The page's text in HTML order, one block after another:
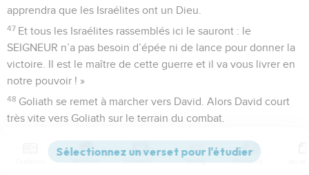
apprendra que les Israélites ont un Dieu.
47 Et tous les Israélites rassemblés ici le sauront : le
SEIGNEUR n’a pas besoin d’épée ni de lance pour donner la
victoire. Il est le maître de cette guerre et il va vous livrer en
notre pouvoir ! »
48 Goliath se remet à marcher vers David. Alors David court
très vite vers Goliath sur le terrain du combat.
Il prend une pierre dans son sac. Il la lance avec sa fronde,
et la pierre va frapper le front de Goliath. Elle s’enfonce dans
Versions Commentaires Strong